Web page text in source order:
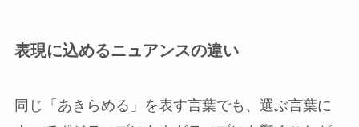
表現に込めるニュアンスの違い
同じ「あきらめる」を表す言葉でも、選ぶ言葉に